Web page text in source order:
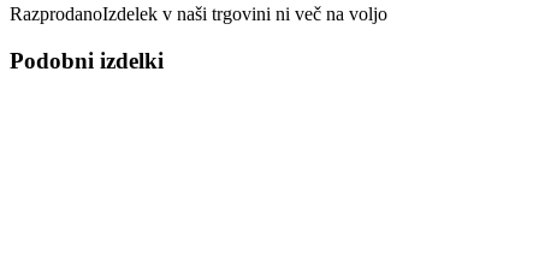
RazprodanoIzdelek v naši trgovini ni več na voljo
Podobni izdelki